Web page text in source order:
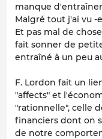
manque
Malgré tout j'ai vu -
Et pas mal de
fait sonner de
entraîné à un peu
F. Lordon fait un
"affects" et
"rationnelle", celle
financiers dont on
de notre